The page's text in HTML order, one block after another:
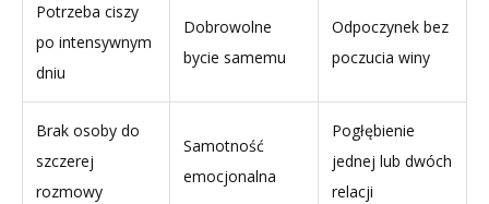
Potrzeba ciszy
po intensywnym
dniu
Dobrowolne
bycie samemu
Odpoczynek bez
poczucia winy
Brak osoby do
szczerej
rozmowy
Samotność
emocjonalna
Pogłębienie
jednej lub dwóch
relacji